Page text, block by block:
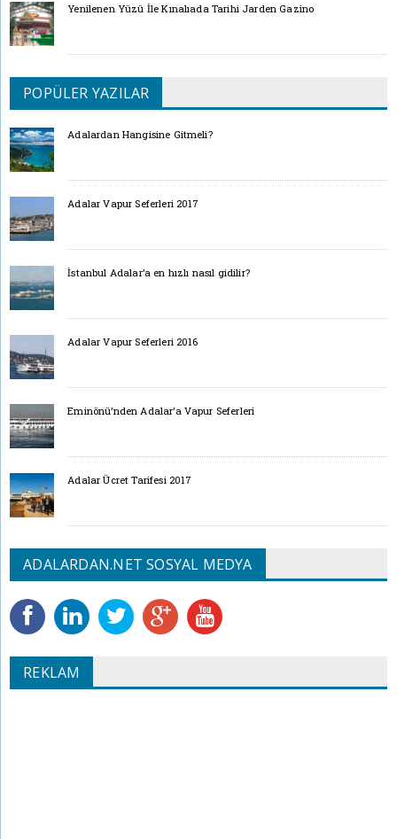
Yenilenen Yüzü İle Kınalıada Tarihi Jarden Gazino
POPÜLER YAZILAR
Adalardan Hangisine Gitmeli?
Adalar Vapur Seferleri 2017
İstanbul Adalar’a en hızlı nasıl gidilir?
Adalar Vapur Seferleri 2016
Eminönü’nden Adalar’a Vapur Seferleri
Adalar Ücret Tarifesi 2017
ADALARDAN.NET SOSYAL MEDYA
REKLAM